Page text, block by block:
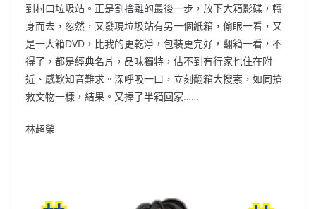
到村口垃圾站。正是割捨離的最後一步，放下大箱影碟，轉
身而去，忽然，又發現垃圾站有另一個紙箱，偷眼一看，又
是一大箱DVD，比我的更乾淨，包裝更完好，翻箱一看，不
得了，都是經典名片，品味獨特，估不到有行家也住在附
近、感歎知音難求。深呼吸一口，立刻翻箱大搜索，如同搶
救文物一樣，結果。又捧了半箱回家……
林超榮